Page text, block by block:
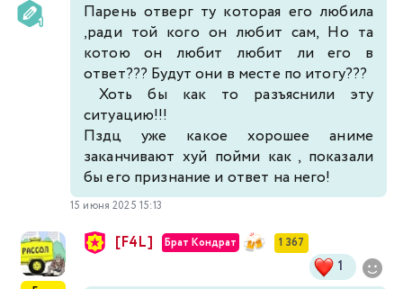
Парень отверг ту которая его любила
,ради той кого он любит сам, Но та
котою он любит любит ли его в
ответ??? Будут они в месте по итогу???
Хоть бы как то разъяснили эту
ситуацию!!!
Пздц уже какое хорошее аниме
заканчивают хуй пойми как , показали
бы его признание и ответ на него!
15 июня 2025 15:13
[F4L] Брат Кондрат 1 367
1